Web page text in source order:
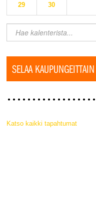
29 30
SELAA KAUPUNGEITTAIN
Katso kaikki tapahtumat